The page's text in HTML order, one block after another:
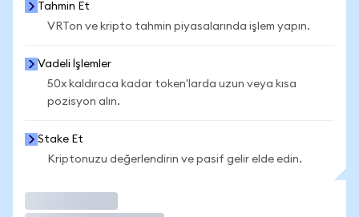
Tahmin Et
VRTon ve kripto tahmin piyasalarında işlem yapın.
Vadeli İşlemler
50x kaldıraca kadar token'larda uzun veya kısa
pozisyon alın.
Stake Et
Kriptonuzu değerlendirin ve pasif gelir elde edin.